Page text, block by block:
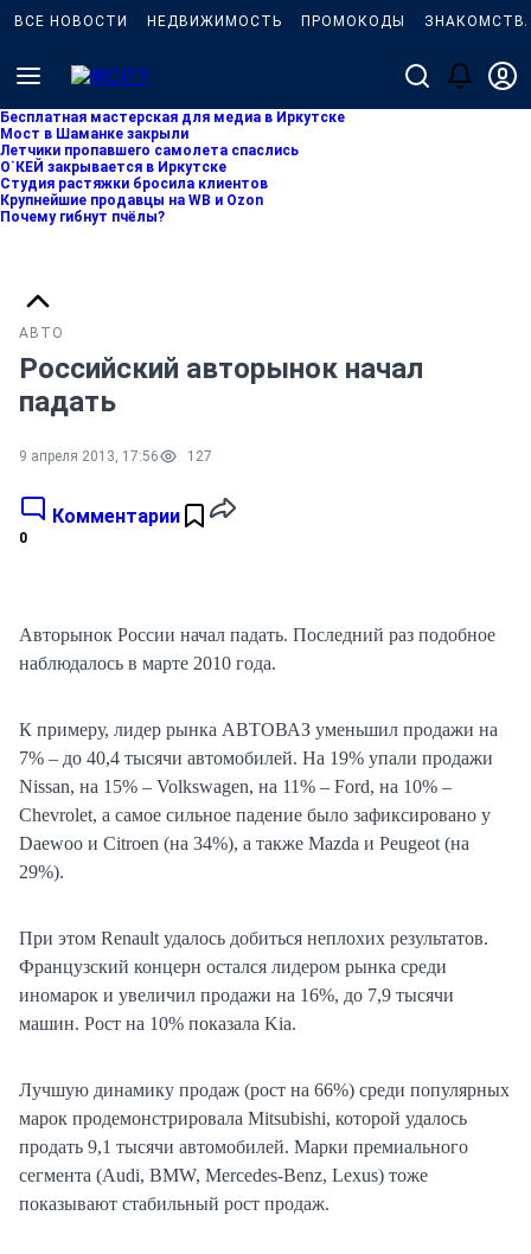
ВСЕ НОВОСТИ НЕДВИЖИМОСТЬ ПРОМОКОДЫ
Бесплатная мастерская для медиа в Иркутске
Мост в Шаманке закрыли
Летчики пропавшего самолета спаслись
О`КЕЙ закрывается в Иркутске
Студия растяжки бросила клиентов
Крупнейшие продавцы на WB и Ozon
Почему гибнут пчёлы?
АВТО
Российский авторынок начал
падать
9 апреля 2013, 17:56 127
Комментарии
0
Авторынок России начал падать. Последний раз подобное
наблюдалось в марте 2010 года.
К примеру, лидер рынка АВТОВАЗ уменьшил продажи на
7% – до 40,4 тысячи автомобилей. На 19% упали продажи
Nissan, на 15% – Volkswagen, на 11% – Ford, на 10% –
Chevrolet, а самое сильное падение было зафиксировано у
Daewoo и Citroen (на 34%), а также Mazda и Peugeot (на
29%).
При этом Renault удалось добиться неплохих результатов.
Французский концерн остался лидером рынка среди
иномарок и увеличил продажи на 16%, до 7,9 тысячи
машин. Рост на 10% показала Kia.
Лучшую динамику продаж (рост на 66%) среди популярных
марок продемонстрировала Mitsubishi, которой удалось
продать 9,1 тысячи автомобилей. Марки премиального
сегмента (Audi, BMW, Mercedes-Benz, Lexus) тоже
показывают стабильный рост продаж.